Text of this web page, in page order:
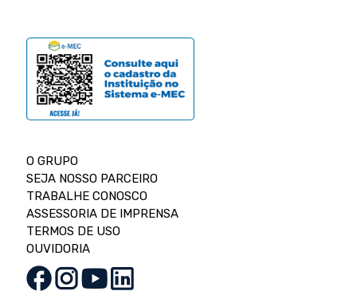
O GRUPO
SEJA NOSSO PARCEIRO
TRABALHE CONOSCO
ASSESSORIA DE IMPRENSA
TERMOS DE USO
OUVIDORIA